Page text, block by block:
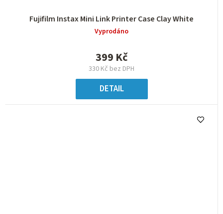
Fujifilm Instax Mini Link Printer Case Clay White
Vyprodáno
330 Kč bez DPH
399 Kč
DETAIL